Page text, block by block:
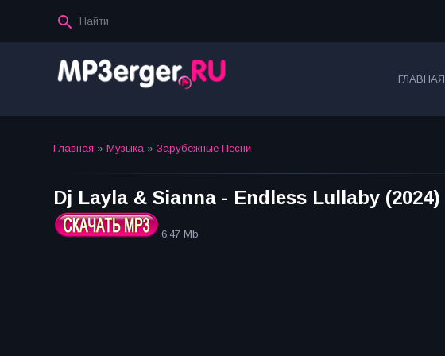
ГЛАВНАЯ
Главная » Музыка » Зарубежные Песни
Dj Layla & Sianna - Endless Lullaby (2024)
6,47 Mb